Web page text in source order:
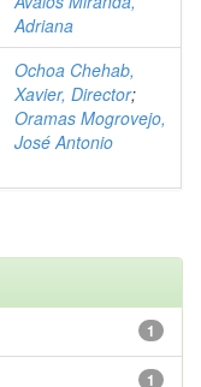
Adriana
Ochoa Chehab,
Xavier, Director;
Oramas Mogrovejo,
José Antonio
1
1